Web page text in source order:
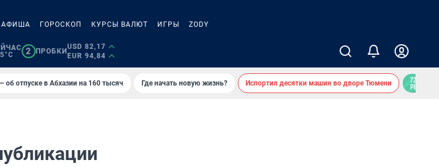
АФИША ГОРОСКОП КУРСЫ ВАЛЮТ ИГРЫ ZODY
2 ПРОБКИ
USD 82,17
EUR 94,84
об отпуске в Абхазии на 160 тысяч Где начать новую жизнь? Испортил десятки машин во дворе Тюмени